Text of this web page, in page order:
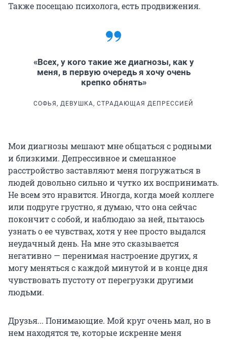
Также посещаю психолога, есть продвижения.
«Всех, у кого такие же диагнозы, как у
меня, в первую очередь я хочу очень
крепко обнять»
СОФЬЯ, ДЕВУШКА, СТРАДАЮЩАЯ ДЕПРЕССИЕЙ
Мои диагнозы мешают мне общаться с родными
и близкими. Депрессивное и смешанное
расстройство заставляют меня погружаться в
людей довольно сильно и чутко их воспринимать.
Не всем это нравится. Иногда, когда моей коллеге
или подруге грустно, я думаю, что она сейчас
покончит с собой, и наблюдаю за ней, пытаюсь
узнать о ее чувствах, хотя у нее просто выдался
неудачный день. На мне это сказывается
негативно — перенимая настроение других, я
могу меняться с каждой минутой и в конце дня
чувствовать пустоту от перегрузки другими
людьми.
Друзья... Понимающие. Мой круг очень мал, но в
нем находятся те, которые искренне меня